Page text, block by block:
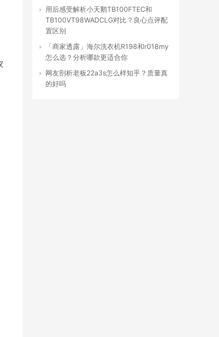
用后感受解析小天鹅TB100FTEC和
TB100VT98WADCLG对比？良心点评配
置区别
「商家透露」海尔洗衣机R198和r018my
怎么选？分析哪款更适合你
网友剖析老板22a3s怎么样知乎？质量真
的好吗